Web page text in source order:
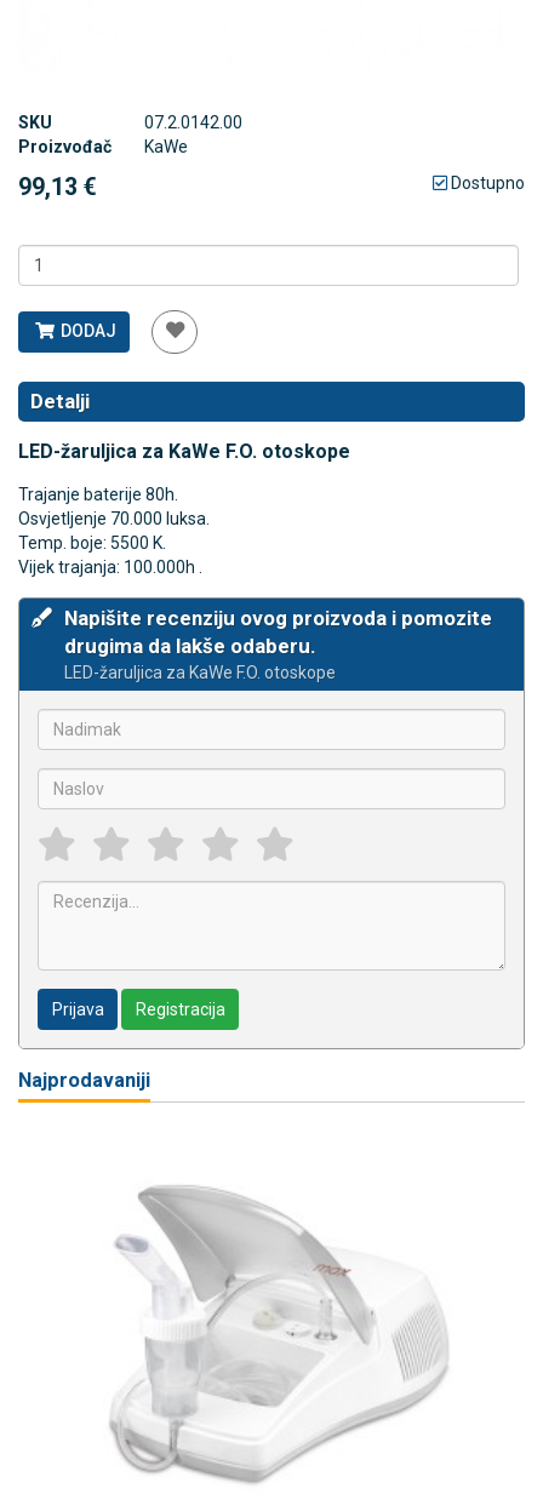
SKU
07.2.0142.00
Proizvođač
KaWe
99,13 € Dostupno
DODAJ
Detalji
LED-žaruljica za KaWe F.O. otoskope
Trajanje baterije 80h.
Osvjetljenje 70.000 luksa.
Temp. boje: 5500 K.
Vijek trajanja: 100.000h .
Napišite recenziju ovog proizvoda i pomozite
drugima da lakše odaberu.
LED-žaruljica za KaWe F.O. otoskope
Prijava Registracija
Najprodavaniji